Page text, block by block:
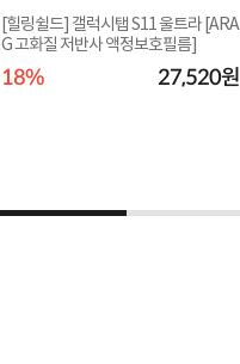
[힐링쉴드] 갤럭시탭 S11 울트라 [ARA
G 고화질 저반사 액정보호필름]
18% 27,520원